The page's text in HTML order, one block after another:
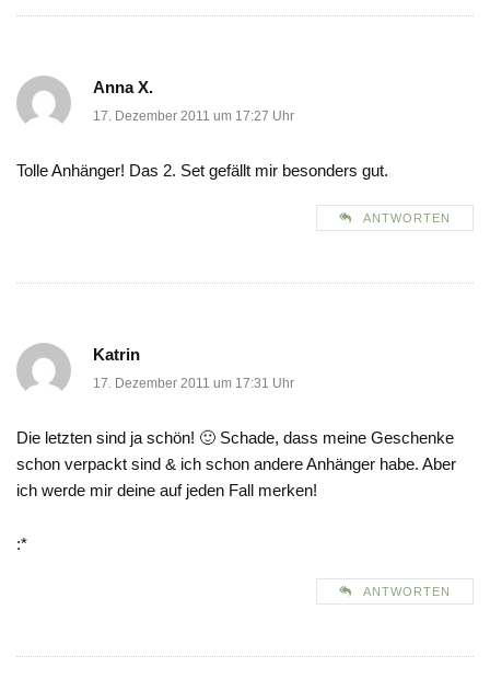
Anna X.
17. Dezember 2011 um 17:27 Uhr
Tolle Anhänger! Das 2. Set gefällt mir besonders gut.
ANTWORTEN
Katrin
17. Dezember 2011 um 17:31 Uhr
Die letzten sind ja schön! 🙂 Schade, dass meine Geschenke
schon verpackt sind & ich schon andere Anhänger habe. Aber
ich werde mir deine auf jeden Fall merken!
:*
ANTWORTEN